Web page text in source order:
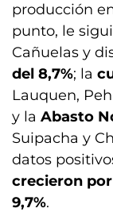
producción
punto, le
Cañuelas y
del 8,7%; la
Lauquen,
y la Abasto
Suipacha y
datos
crecieron
9,7%.